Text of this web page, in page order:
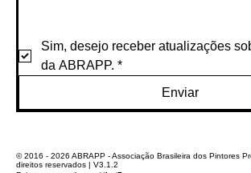
Sim, desejo receber atualizações
da ABRAPP. *
Enviar
© 2016 - 2026 ABRAPP - Associação Brasileira dos Pintores
direitos reservados | V3.1.2